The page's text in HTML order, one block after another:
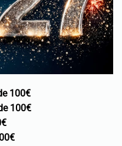
100€
100€